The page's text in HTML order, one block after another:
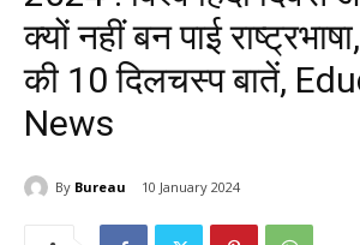
क्यों नहीं बन पाई
की 10 दिलचस्प बातें,
News
By Bureau 10 January 2024